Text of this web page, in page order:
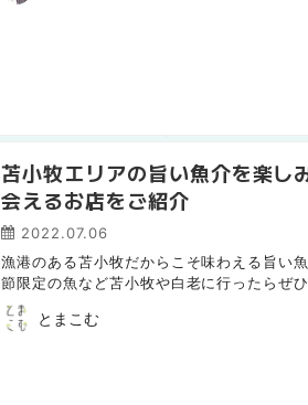
苫小牧エリアの旨い魚介を楽し
会えるお店をご紹介
2022.07.06
漁港のある苫小牧だからこそ味わえる旨い
節限定の魚など苫小牧や白老に行ったらぜ
ます。 丼から溢れる豪快なネタにビック
とまこむ